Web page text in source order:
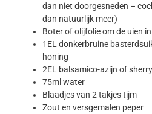
dan niet doorgesneden –
dan natuurlijk meer)
Boter of olijfolie om de uien
1EL donkerbruine
honing
2EL balsamico-azijn of
75ml water
Blaadjes van 2 takjes tijm
Zout en versgemalen peper